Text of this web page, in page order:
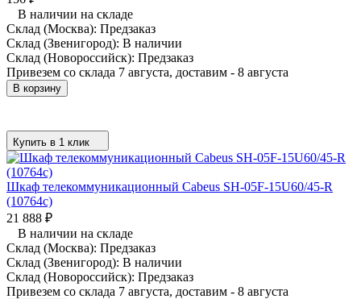
В наличии на складе
Склад (Москва): Предзаказ
Склад (Звенигород): В наличии
Склад (Новороссийск): Предзаказ
Привезем со склада 7 августа, доставим - 8 августа
В корзину
Купить в 1 клик
Шкаф телекоммуникационный Cabeus SH-05F-15U60/45-R
(10764c)
21 888 ₽
В наличии на складе
Склад (Москва): Предзаказ
Склад (Звенигород): В наличии
Склад (Новороссийск): Предзаказ
Привезем со склада 7 августа, доставим - 8 августа